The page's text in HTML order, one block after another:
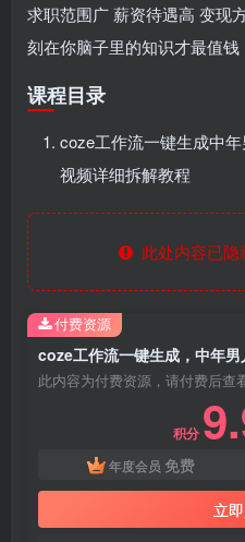
求职范围广 薪资待遇高 变现
刻在你脑子里的知识才最值钱
课程目录
coze工作流一键生成中
视频详细拆解教程
此处内容已隐
此内容为付费资源，请付费后查
积分
年度会员 免费
立
付费资源